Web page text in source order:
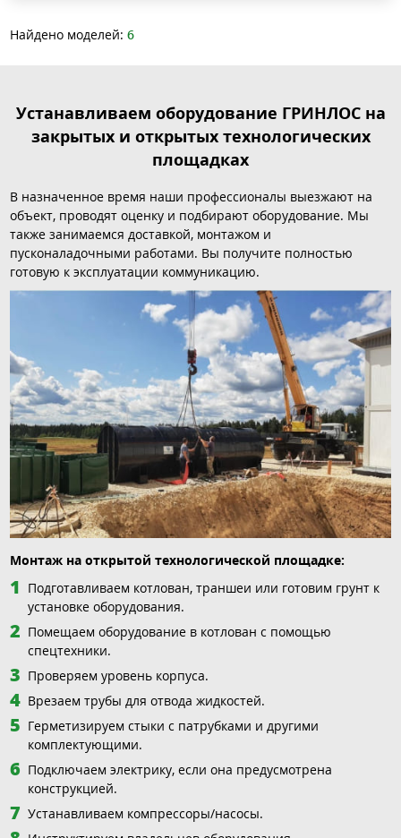
Найдено моделей: 6
Устанавливаем оборудование ГРИНЛОС на
закрытых и открытых технологических
площадках
В назначенное время наши профессионалы выезжают на
объект, проводят оценку и подбирают оборудование. Мы
также занимаемся доставкой, монтажом и
пусконаладочными работами. Вы получите полностью
готовую к эксплуатации коммуникацию.
Монтаж на открытой технологической площадке:
Подготавливаем котлован, траншеи или готовим грунт к
установке оборудования.
Помещаем оборудование в котлован с помощью
спецтехники.
Проверяем уровень корпуса.
Врезаем трубы для отвода жидкостей.
Герметизируем стыки с патрубками и другими
комплектующими.
Подключаем электрику, если она предусмотрена
конструкцией.
Устанавливаем компрессоры/насосы.